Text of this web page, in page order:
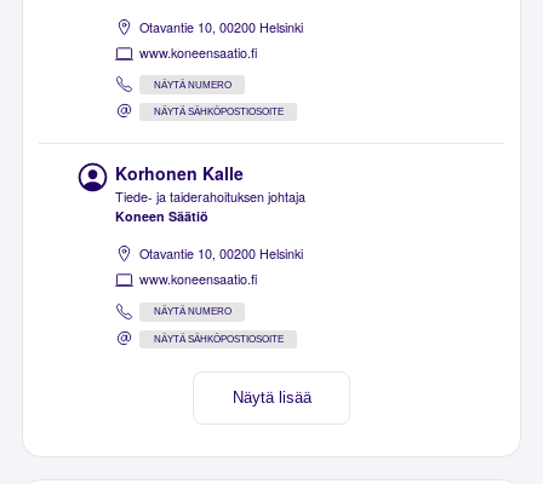
Otavantie 10, 00200 Helsinki
www.koneensaatio.fi
NÄYTÄ NUMERO
NÄYTÄ SÄHKÖPOSTIOSOITE
Korhonen Kalle
Tiede- ja taiderahoituksen johtaja
Koneen Säätiö
Otavantie 10, 00200 Helsinki
www.koneensaatio.fi
NÄYTÄ NUMERO
NÄYTÄ SÄHKÖPOSTIOSOITE
Näytä lisää